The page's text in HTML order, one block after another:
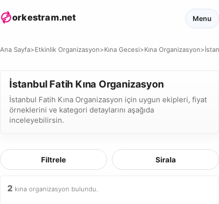
orkestram.net Menu
Ana Sayfa>Etkinlik Organizasyon>Kına Gecesi>Kına Organizasyon>
İstanbul Fatih Kına Organizasyon
İstanbul Fatih Kına Organizasyon için uygun ekipleri, fiyat
örneklerini ve kategori detaylarını aşağıda
inceleyebilirsin.
Filtrele Sirala
2 kına organizasyon bulundu.